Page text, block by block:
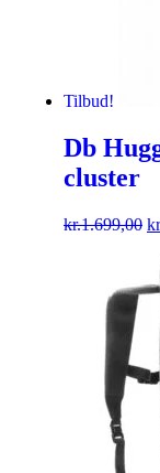
Tilbud!
Db
cluster
kr.1.699,00